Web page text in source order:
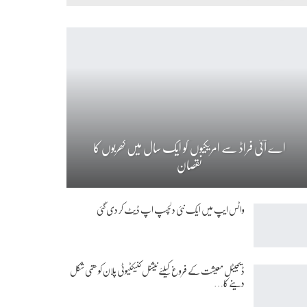
اے آئی فراڈ سے امریکیوں کو ایک سال میں کھربوں کا
نقصان
واٹس ایپ میں ایک نئی دلچسپ اپ ڈیٹ کر دی گئی
ڈیجیٹل معیشت کے فروغ کیلئے نیشنل کنیکٹیوٹی پلان کو حتمی شکل
دینے کا…